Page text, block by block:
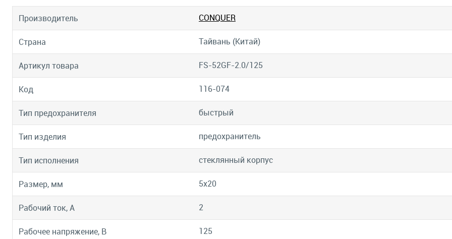
Производитель CONQUER
Страна Тайвань (Китай)
Артикул товара FS-52GF-2.0/125
Код 116-074
Тип предохранителя быстрый
Тип изделия предохранитель
Тип исполнения стеклянный корпус
Размер, мм 5х20
Рабочий ток, А 2
Рабочее напряжение, В 125